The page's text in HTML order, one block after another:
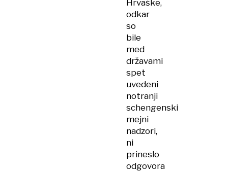
Hrvaške,
odkar
so
bile
med
državami
spet
uvedeni
notranji
schengenski
mejni
nadzori,
ni
prineslo
odgovora